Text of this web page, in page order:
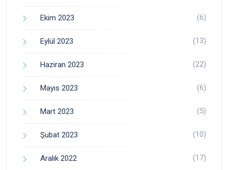
Ekim 2023 (6)
Eylül 2023 (13)
Haziran 2023 (22)
Mayıs 2023 (6)
Mart 2023 (5)
Şubat 2023 (10)
Aralık 2022 (17)